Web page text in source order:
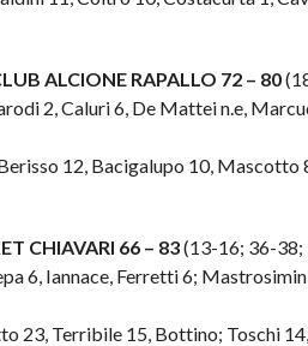
ALCIONE RAPALLO 72 – 80
2, Caluri 6, De Mattei n.e,
12, Bacigalupo 10, Mascotto
CHIAVARI 66 – 83(13-16; 36-38;
6, Iannace, Ferretti 6;
23, Terribile 15, Bottino; Toschi